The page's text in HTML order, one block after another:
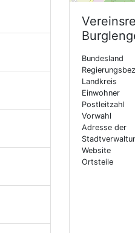
Bundesland
Landkreis
Einwohner
Postleitzahl
Vorwahl
Adresse der
Website
Ortsteile